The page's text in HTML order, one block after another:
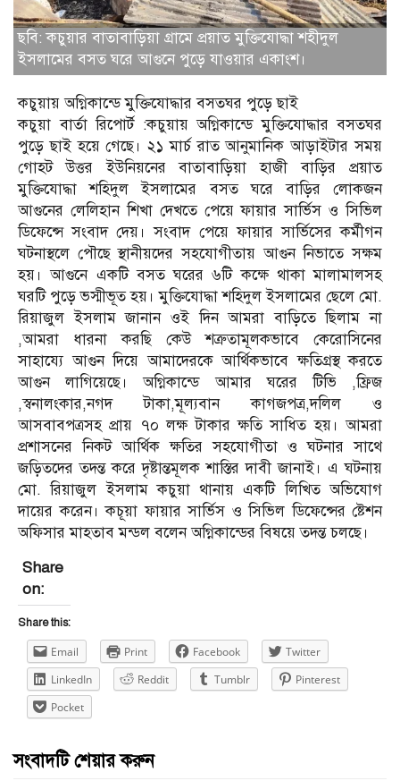
ছবি: কচুয়ার বাতাবাড়িয়া গ্রামে প্রয়াত মুক্তিযোদ্ধা শহীদুল
ইসলামের বসত ঘরে আগুনে পুড়ে যাওয়ার একাংশ।
কচুয়ায় অগ্নিকান্ডে মুক্তিযোদ্ধার বসতঘর পুড়ে ছাই
কচুয়া বার্তা রিপোর্ট :কচুয়ায় অগ্নিকান্ডে মুক্তিযোদ্ধার বসতঘর
পুড়ে ছাই হয়ে গেছে। ২১ মার্চ রাত আনুমানিক আড়াইটার সময়
গোহট উত্তর ইউনিয়নের বাতাবাড়িয়া হাজী বাড়ির প্রয়াত
মুক্তিযোদ্ধা শহিদুল ইসলামের বসত ঘরে বাড়ির লোকজন
আগুনের লেলিহান শিখা দেখতে পেয়ে ফায়ার সার্ভিস ও সিভিল
ডিফেন্সে সংবাদ দেয়। সংবাদ পেয়ে ফায়ার সার্ভিসের কর্মীগন
ঘটনাস্থলে পৌছে স্থানীয়দের সহযোগীতায় আগুন নিভাতে সক্ষম
হয়। আগুনে একটি বসত ঘরের ৬টি কক্ষে থাকা মালামালসহ
ঘরটি পুড়ে ভস্মীভূত হয়। মুক্তিযোদ্ধা শহিদুল ইসলামের ছেলে মো.
রিয়াজুল ইসলাম জানান ওই দিন আমরা বাড়িতে ছিলাম না
,আমরা ধারনা করছি কেউ শত্রুতামূলকভাবে কেরোসিনের
সাহায্যে আগুন দিয়ে আমাদেরকে আর্থিকভাবে ক্ষতিগ্রস্থ করতে
আগুন লাগিয়েছে। অগ্নিকান্ডে আমার ঘরের টিভি ,ফ্রিজ
,স্বনালংকার,নগদ টাকা,মূল্যবান কাগজপত্র,দলিল ও
আসবাবপত্রসহ প্রায় ৭০ লক্ষ টাকার ক্ষতি সাধিত হয়। আমরা
প্রশাসনের নিকট আর্থিক ক্ষতির সহযোগীতা ও ঘটনার সাথে
জড়িতদের তদন্ত করে দৃষ্টান্তমূলক শাস্তির দাবী জানাই। এ ঘটনায়
মো. রিয়াজুল ইসলাম কচুয়া থানায় একটি লিখিত অভিযোগ
দায়ের করেন। কচূয়া ফায়ার সার্ভিস ও সিভিল ডিফেন্সের ষ্টেশন
অফিসার মাহতাব মন্ডল বলেন অগ্নিকান্ডের বিষয়ে তদন্ত চলছে।
Share
on:
Share this:
Email Print Facebook
Twitter
LinkedIn
Reddit Tumblr
Pinterest
Pocket
সংবাদটি শেয়ার করুন